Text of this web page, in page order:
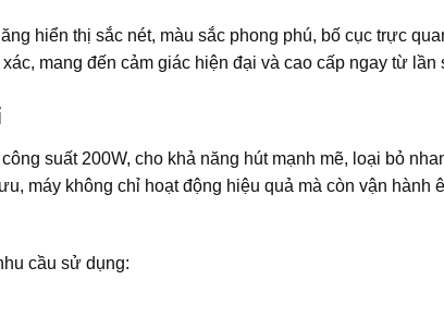
hiển thị sắc nét, màu sắc phong phú, bố cục trực
mang đến cảm giác hiện đại và cao cấp ngay từ lần
suất 200W, cho khả năng hút mạnh mẽ, loại bỏ
máy không chỉ hoạt động hiệu quả mà còn vận hành
cầu sử dụng: